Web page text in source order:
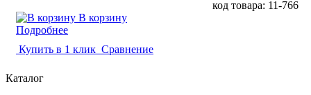
код товара: 11-766
В корзину
Подробнее
Купить в 1 клик Сравнение
Каталог